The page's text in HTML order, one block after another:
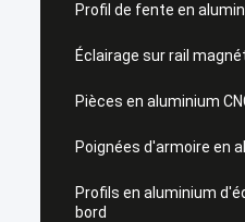
Profil de fente en
Éclairage sur rail
Pièces en aluminium
Poignées d'armoire en
Profils en aluminium
bord